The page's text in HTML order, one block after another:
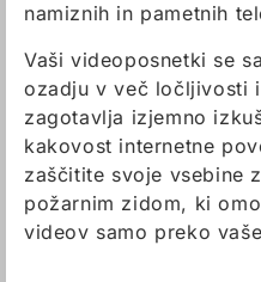
namiznih in pametnih
Vaši videoposnetki se
ozadju v več ločljivosti
zagotavlja izjemno
kakovost internetne
zaščitite svoje vsebine
požarnim zidom, ki
videov samo preko